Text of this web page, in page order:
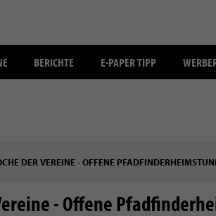
BERICHTE E-PAPER TIPP
DER VEREINE - OFFENE
- Offene